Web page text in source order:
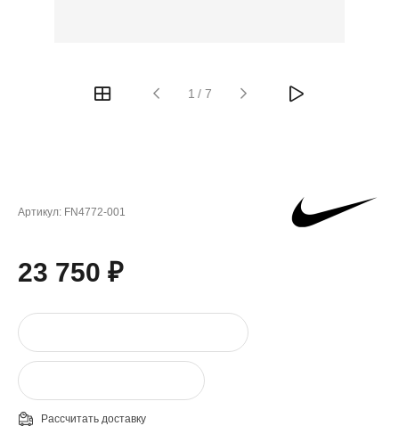
1 / 7
Артикул: FN4772-001
23 750 ₽
Рассчитать доставку